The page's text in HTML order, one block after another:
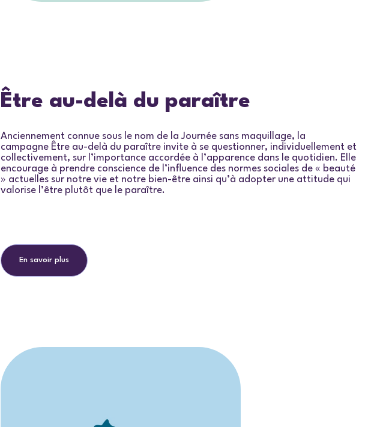
Être au-delà du paraître
Anciennement connue sous le nom de laJournée sans maquillage, la
campagne Être au-delà du paraître invite à se questionner, individuellement et
collectivement, sur l’importance accordée à l’apparence dans le quotidien. Elle
encourage à prendre conscience de l’influence des normes sociales de « beauté
» actuelles sur notre vie et notre bien-être ainsi qu’à adopter une attitude qui
valorise l’être plutôt que le paraître.
En savoir plus